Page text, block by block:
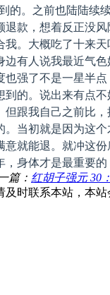
的。之前也陆陆
款，想着反正没风
。大概吃了十来
有人说我最近气
强了不是一星半
的。说出来有点
跟我自己之前比，
当初就是因为这
就能退。就冲这
身体才是最重要
篇： 红胡子强元 30
时联系本站，本站